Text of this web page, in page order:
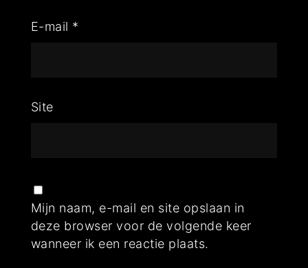
E-mail *
Site
Mijn naam, e-mail en site opslaan in
deze browser voor de volgende keer
wanneer ik een reactie plaats.